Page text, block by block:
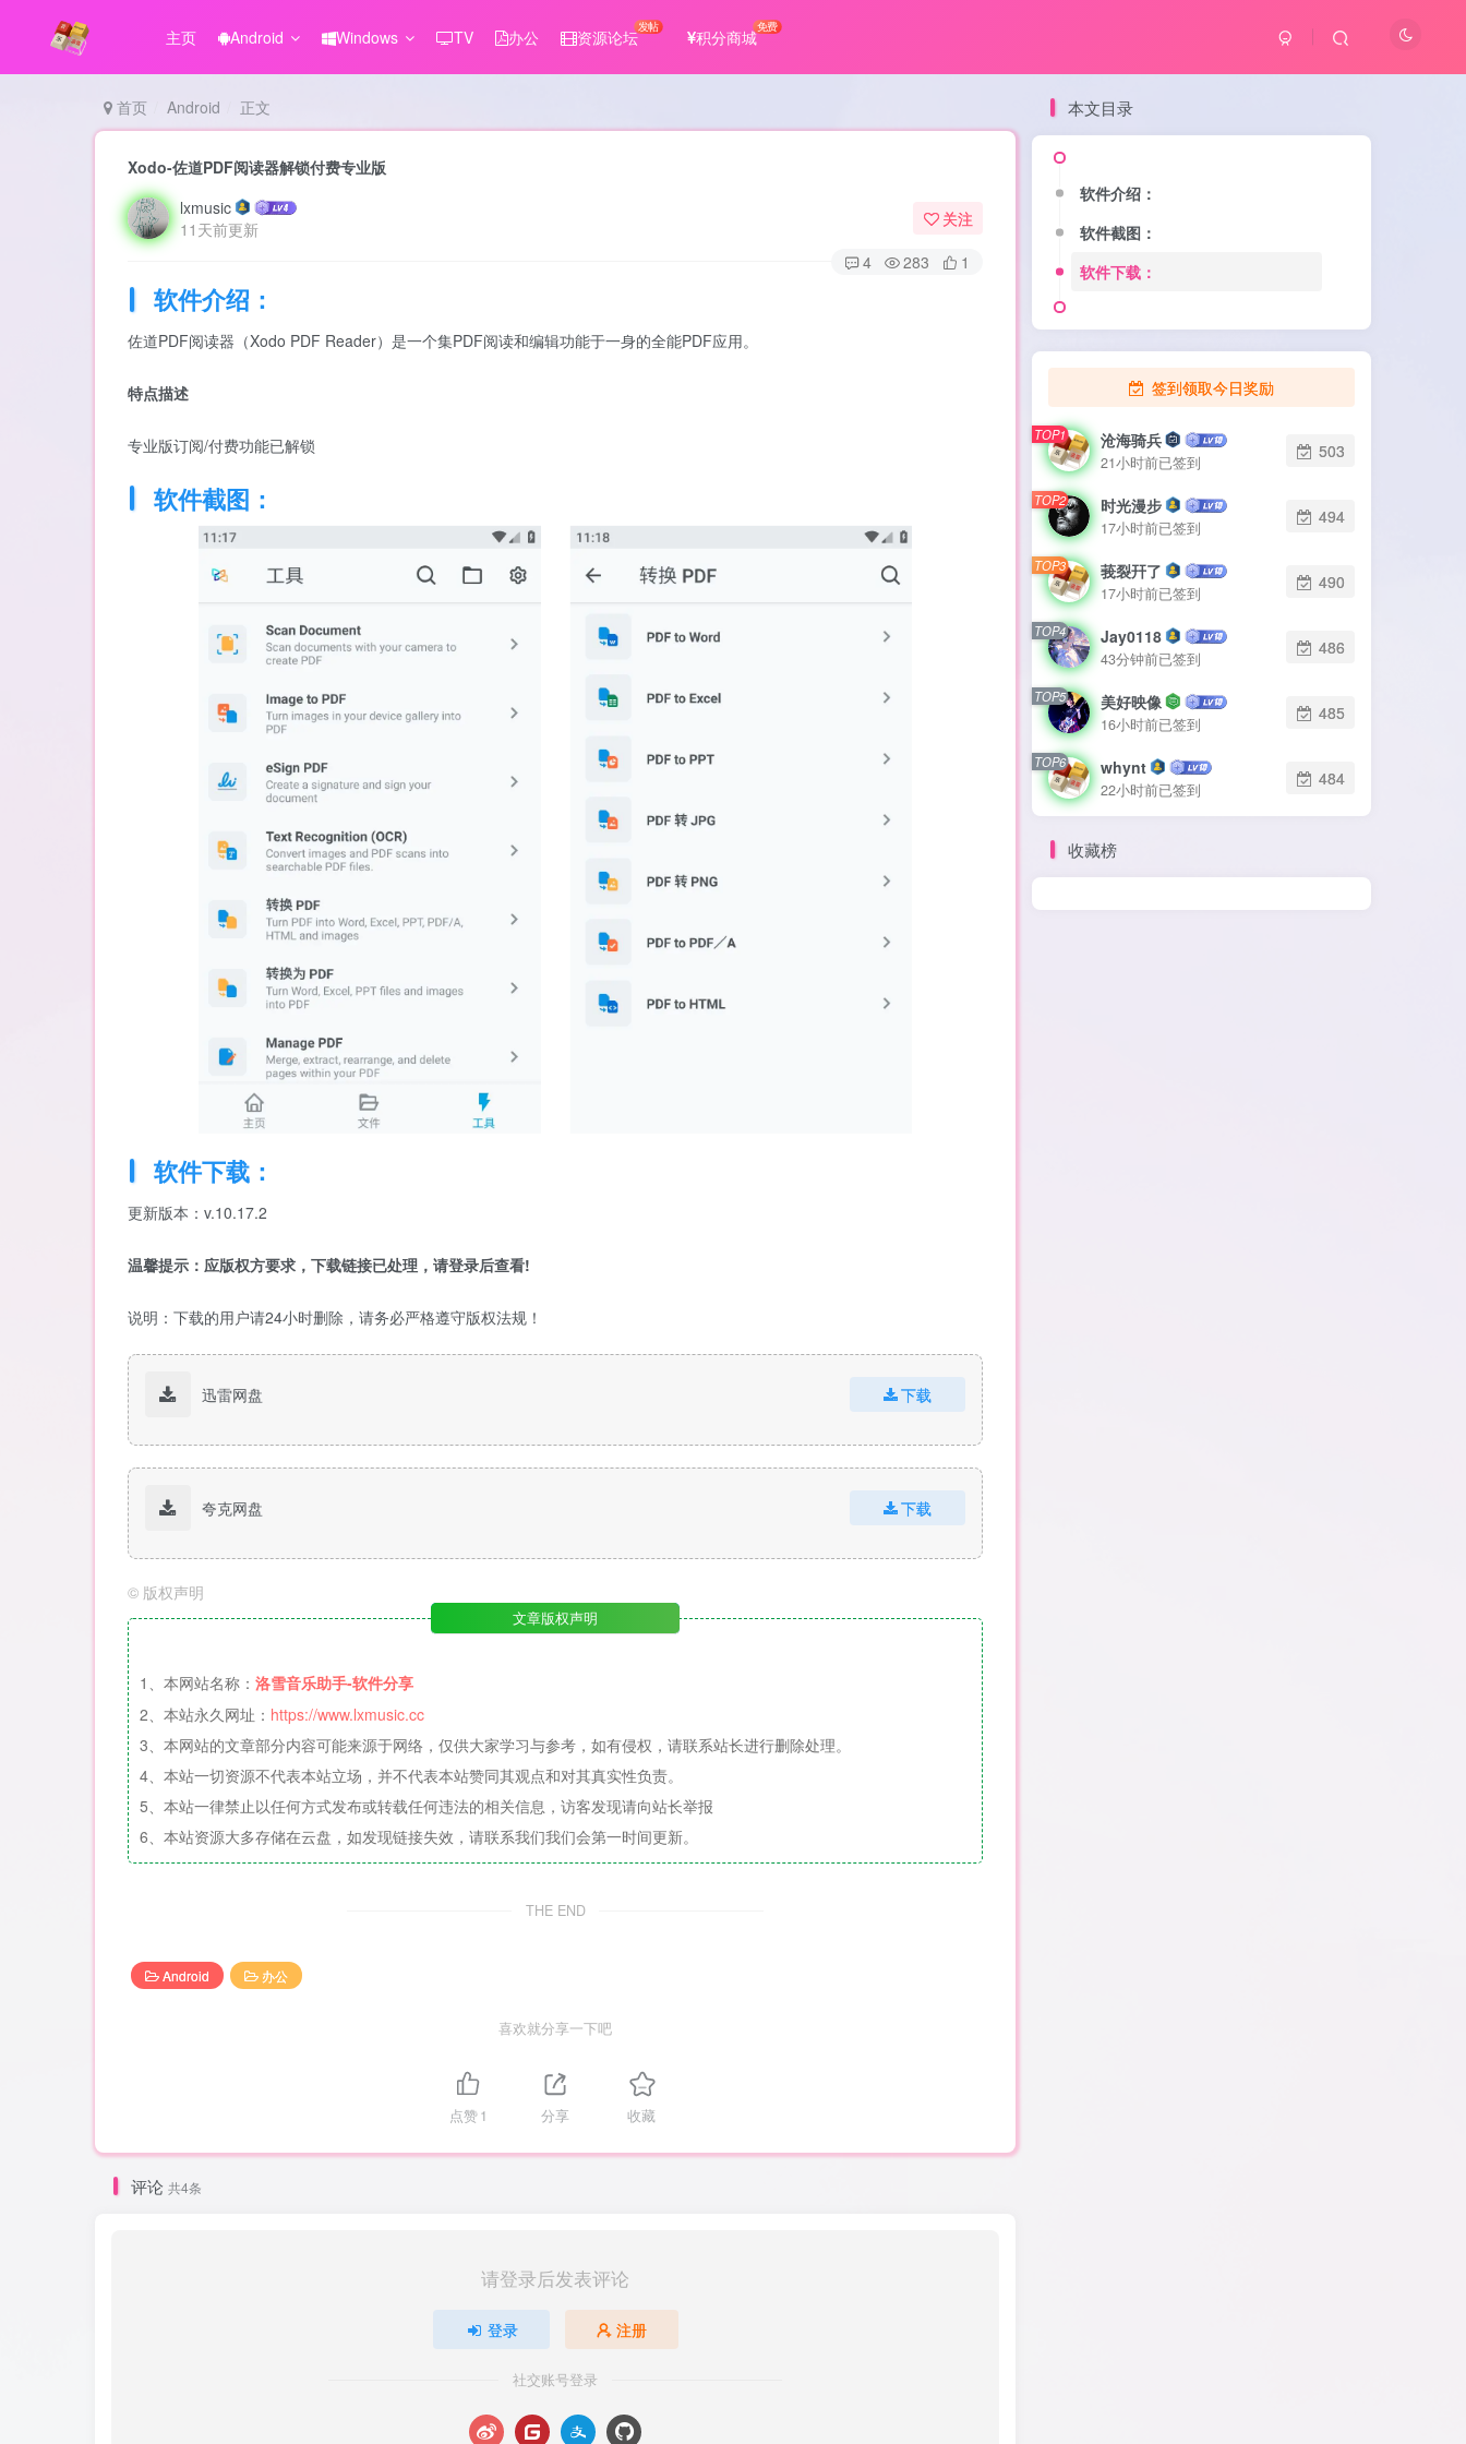
主页 Android Windows TV 办公 资源论坛
发帖
积分商城
免费
首页 Android 正文
Xodo-佐道PDF阅读器解锁付费专业版
lxmusic
11天前更新
关注
4
283 1
软件介绍：
佐道PDF阅读器（Xodo PDF Reader）是一个集PDF阅读和编辑功能于一身的全能PDF应用。
特点描述
专业版订阅/付费功能已解锁
软件截图：
软件下载：
更新版本：v.10.17.2
温馨提示：应版权方要求，下载链接已处理，请登录后查看!
说明：下载的用户请24小时删除，请务必严格遵守版权法规！
迅雷网盘 下载
夸克网盘 下载
© 版权声明
文章版权声明
1、本网站名称： 洛雪音乐助手-软件分享
2、本站永久网址： https://www.lxmusic.cc
3、本网站的文章部分内容可能来源于网络，仅供大家学习与参考，如有侵权，请联系站长进行删除处理。
4、本站一切资源不代表本站立场，并不代表本站赞同其观点和对其真实性负责。
5、本站一律禁止以任何方式发布或转载任何违法的相关信息，访客发现请向站长举报
6、本站资源大多存储在云盘，如发现链接失效，请联系我们我们会第一时间更新。
THE END
Android 办公
喜欢就分享一下吧
点赞1 分享 收藏
评论 共4条
请登录后发表评论
登录 注册
社交账号登录
本文目录
软件介绍：
软件截图：
软件下载：
签到领取今日奖励
TOP1 沧海骑兵
21小时前已签到
503
TOP2 时光漫步
17小时前已签到
494
TOP3 莪裂幵了
17小时前已签到
490
TOP4 Jay0118
43分钟前已签到
486
TOP5 美好映像
16小时前已签到
485
TOP6 whynt
22小时前已签到
484
收藏榜
软件介绍：
软件截图：
软件下载：
TOP1 沧海骑兵
21小时前已签到
503
TOP2 时光漫步
17小时前已签到
494
TOP3 莪裂幵了
17小时前已签到
490
TOP4 Jay0118
43分钟前已签到
486
TOP5 美好映像
16小时前已签到
485
TOP6 whynt
22小时前已签到
484